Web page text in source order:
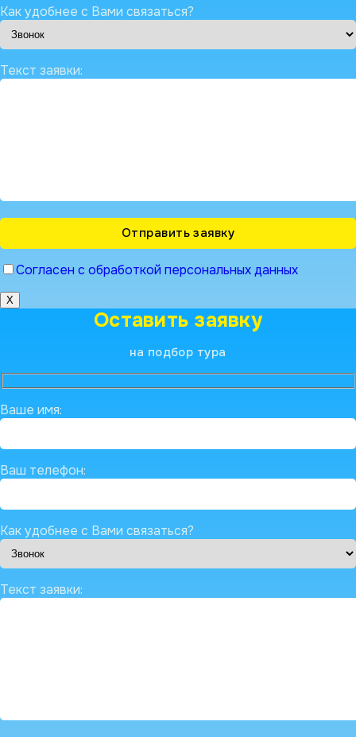
Как удобнее с Вами связаться?
Текст заявки:
Согласен с обработкой персональных данных
X
Оставить заявку
на подбор тура
Ваше имя:
Ваш телефон:
Как удобнее с Вами связаться?
Текст заявки: